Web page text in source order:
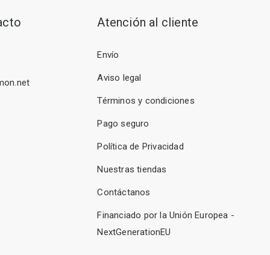
Atención al cliente
Envío
Aviso legal
Términos y condiciones
Pago seguro
Política de Privacidad
Nuestras tiendas
Contáctanos
Financiado por la Unión Europea -
NextGenerationEU